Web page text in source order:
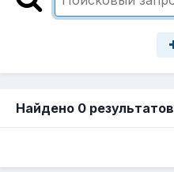
Найдено 0 результатов